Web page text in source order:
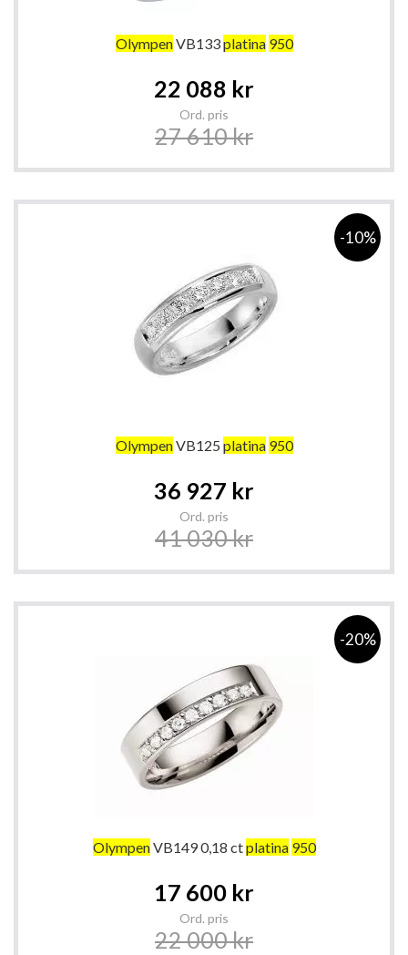
OlympenVB133platina 950
22 088 kr
Ord. pris
27 610 kr
-10%
OlympenVB125 platina 950
36 927 kr
Ord. pris
41 030 kr
-20%
OlympenVB149 0,18 ctplatina 950
17 600 kr
Ord. pris
22 000 kr